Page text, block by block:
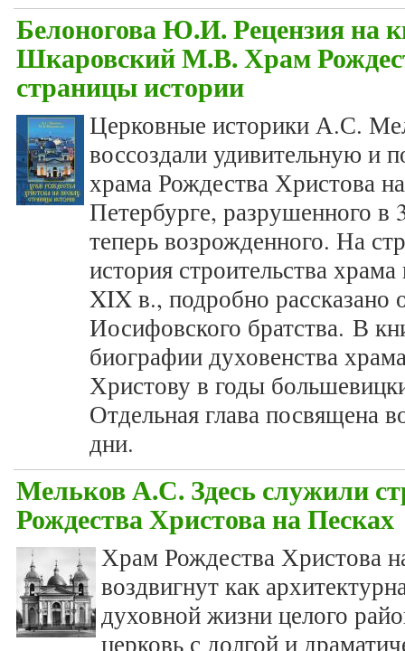
Белоногова Ю.И. Рецензия на
Шкаровский М.В. Храм
страницы истории
Церковные историки А.С.
воссоздали удивительную и
храма Рождества Христова
Петербурге, разрушенного в
теперь возрожденного. На
история строительства
XIX в., подробно рассказано
Иосифовского братства. В
биографии духовенства
Христову в годы
Отдельная глава посвящена
дни.
Мельков А.С. Здесь служили
Рождества Христова на Песках
Храм Рождества Христова
воздвигнут как
духовной жизни целого
церковь с долгой и